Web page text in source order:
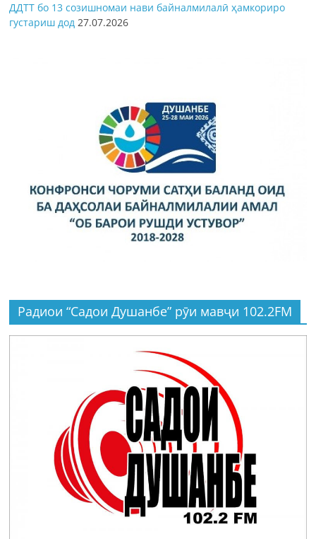
ДДТТ бо 13 созишномаи нави байналмилалӣ ҳамкориро
густариш дод 27.07.2026
Радиои “Садои Душанбе” рӯи мавҷи 102.2FM